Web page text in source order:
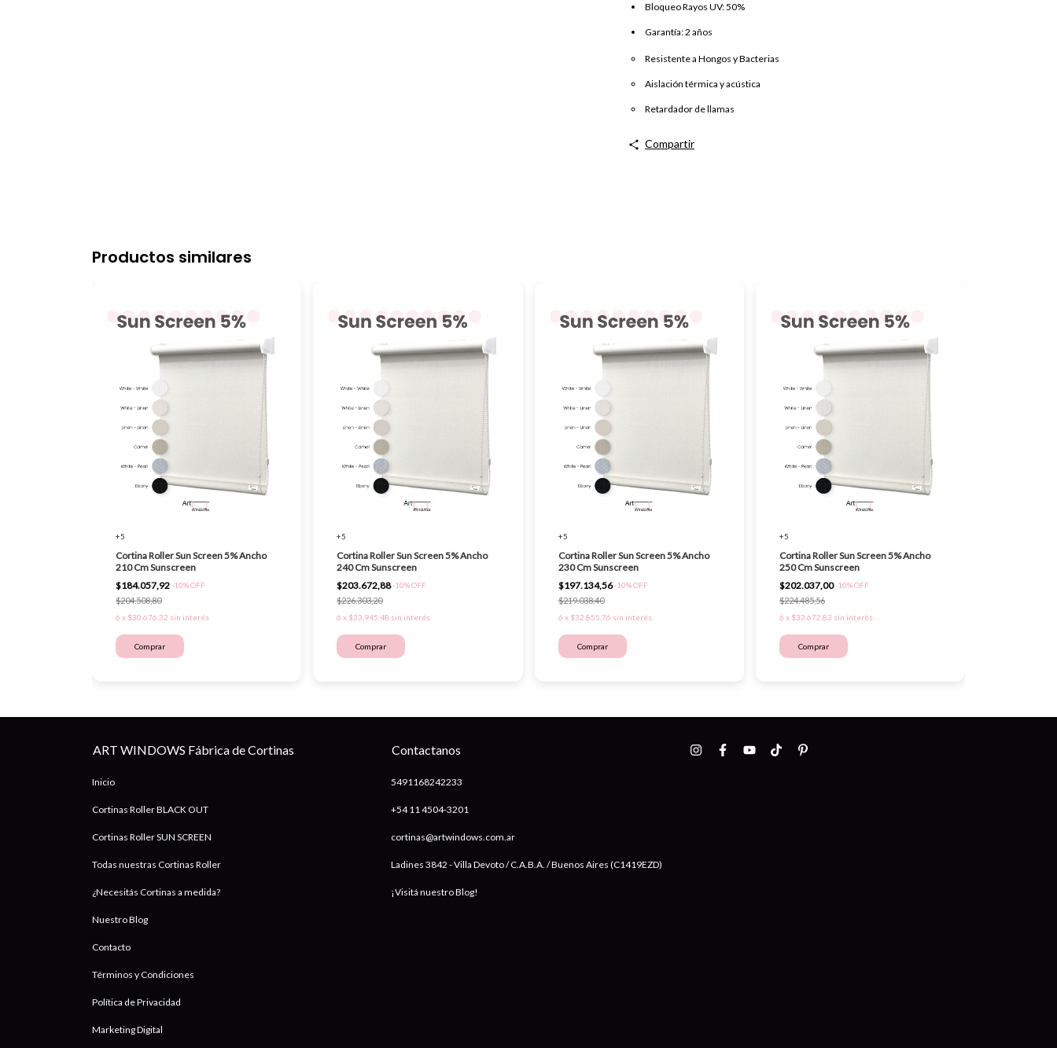
Bloqueo Rayos UV: 50%
Garantía: 2 años
Resistente a Hongos y Bacterias
Aislación térmica y acústica
Retardador de llamas
Compartir
Productos similares
+5
Cortina Roller Sun Screen 5% Ancho
210 Cm Sunscreen
$184.057,92-10%OFF
$204.508,80
6 x $30.676,32 sin interés
Comprar
+5
Cortina Roller Sun Screen 5% Ancho
240 Cm Sunscreen
$203.672,88-10%OFF
$226.303,20
6 x $33.945,48 sin interés
Comprar
+5
Cortina Roller Sun Screen 5% Ancho
230 Cm Sunscreen
$197.134,56-10%OFF
$219.038,40
6 x $32.855,76 sin interés
Comprar
+5
Cortina Roller Sun Screen 5% Ancho
250 Cm Sunscreen
$202.037,00-10%OFF
$224.485,56
6 x $33.672,83 sin interés
Comprar
ART WINDOWS Fábrica de Cortinas
Inicio
Cortinas Roller BLACK OUT
Cortinas Roller SUN SCREEN
Todas nuestras Cortinas Roller
¿Necesitás Cortinas a medida?
Nuestro Blog
Contacto
Términos y Condiciones
Política de Privacidad
Marketing Digital
Contactanos
5491168242233
+54 11 4504-3201
cortinas@artwindows.com.ar
Ladines 3842 - Villa Devoto / C.A.B.A. / Buenos Aires (C1419EZD)
¡Visitá nuestro Blog!